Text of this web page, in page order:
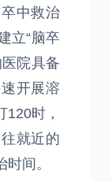
中救治
立“脑卒
院具备
开展溶
时，
就近的
间。